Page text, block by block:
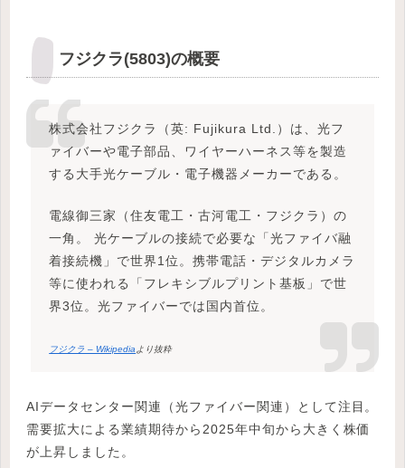
フジクラ(5803)の概要
株式会社フジクラ（英: Fujikura Ltd.）は、光フ
ァイバーや電子部品、ワイヤーハーネス等を製造
する大手光ケーブル・電子機器メーカーである。
電線御三家（住友電工・古河電工・フジクラ）の
一角。 光ケーブルの接続で必要な「光ファイバ融
着接続機」で世界1位。携帯電話・デジタルカメラ
等に使われる「フレキシブルプリント基板」で世
界3位。光ファイバーでは国内首位。
フジクラ – Wikipedia より抜粋
AIデータセンター関連（光ファイバー関連）として注目。
需要拡大による業績期待から2025年中旬から大きく株価
が上昇しました。